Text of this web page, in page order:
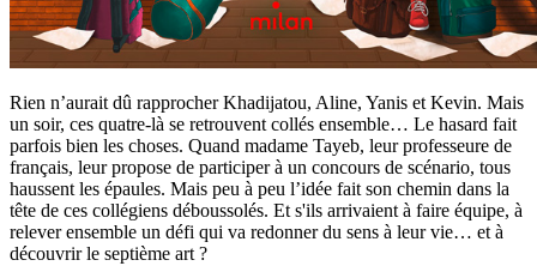
Rien n’aurait dû rapprocher Khadijatou, Aline, Yanis et Kevin. Mais
un soir, ces quatre-là se retrouvent collés ensemble… Le hasard fait
parfois bien les choses. Quand madame Tayeb, leur professeure de
français, leur propose de participer à un concours de scénario, tous
haussent les épaules. Mais peu à peu l’idée fait son chemin dans la
tête de ces collégiens déboussolés. Et s'ils arrivaient à faire équipe, à
relever ensemble un défi qui va redonner du sens à leur vie… et à
découvrir le septième art ?